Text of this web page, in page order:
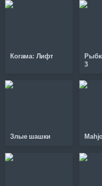
Когама: Лифт
3
Злые шашки